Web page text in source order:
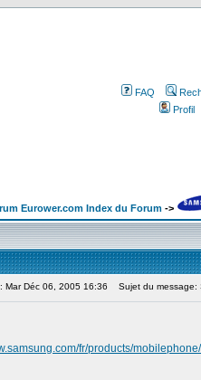
FAQ
Profil
Eurower.com Index du Forum ->
Mar Déc 06, 2005 16:36 Sujet du message:
fr/products/